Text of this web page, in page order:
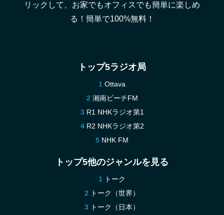
リックして、お家でもオフィスでも簡単に楽しめ
る！簡単で100%無料！
トップ5ラジオ局
Ottava
湘南ビーチFM
R1 NHKラジオ第1
R2 NHKラジオ第2
NHK FM
トップ5他のジャンルを見る
トーク
トーク（世界）
トーク（日本）